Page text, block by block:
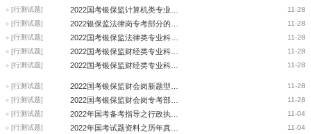
11-28
[行测试题]
11-28
[行测试题]
11-28
[行测试题]
11-28
[行测试题]
11-28
[行测试题]
11-28
[行测试题]
11-28
[行测试题]
11-04
[行测试题]
11-04
[行测试题]